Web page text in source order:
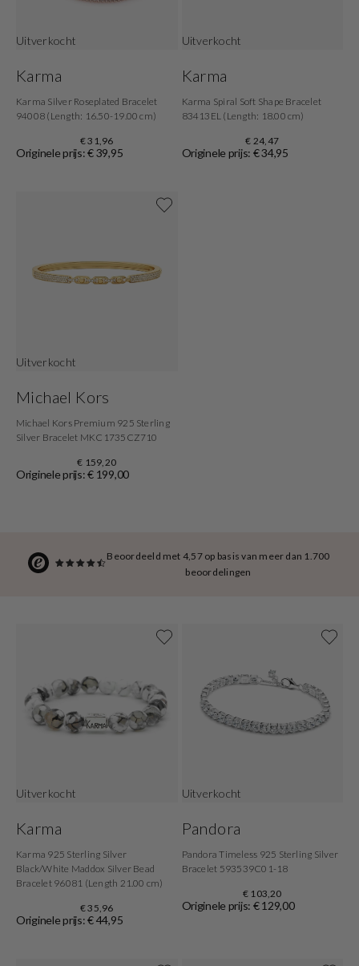
Beoordeeld met 4,57 op basis van meer dan 1.700
beoordelingen
Uitverkocht
Karma
Karma Silver Roseplated Bracelet
94008 (Length: 16.50-19.00 cm)
€ 31,96
Originele prijs: € 39,95
Uitverkocht
Karma
Karma Spiral Soft Shape Bracelet
83413EL (Length: 18.00 cm)
€ 24,47
Originele prijs: € 34,95
Uitverkocht
Michael Kors
Michael Kors Premium 925 Sterling
Silver Bracelet MKC1735CZ710
€ 159,20
Originele prijs: € 199,00
Uitverkocht
Karma
Karma 925 Sterling Silver
Black/White Maddox Silver Bead
Bracelet 96081 (Length 21.00 cm)
€ 35,96
Originele prijs: € 44,95
Uitverkocht
Pandora
Pandora Timeless 925 Sterling Silver
Bracelet 593539C01-18
€ 103,20
Originele prijs: € 129,00